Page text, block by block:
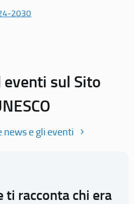
2030
eventi sul Sito
news e gli eventi
ti racconta chi era